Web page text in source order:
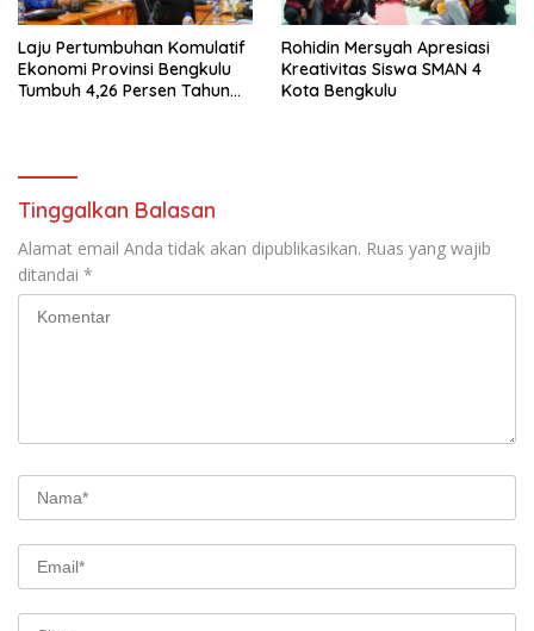
Laju Pertumbuhan Komulatif
Ekonomi Provinsi Bengkulu
Tumbuh 4,26 Persen Tahun
Rohidin Mersyah Apresiasi
Kreativitas Siswa SMAN 4
Kota Bengkulu
Tinggalkan Balasan
Alamat email Anda tidak akan dipublikasikan. Ruas yang wajib
ditandai *